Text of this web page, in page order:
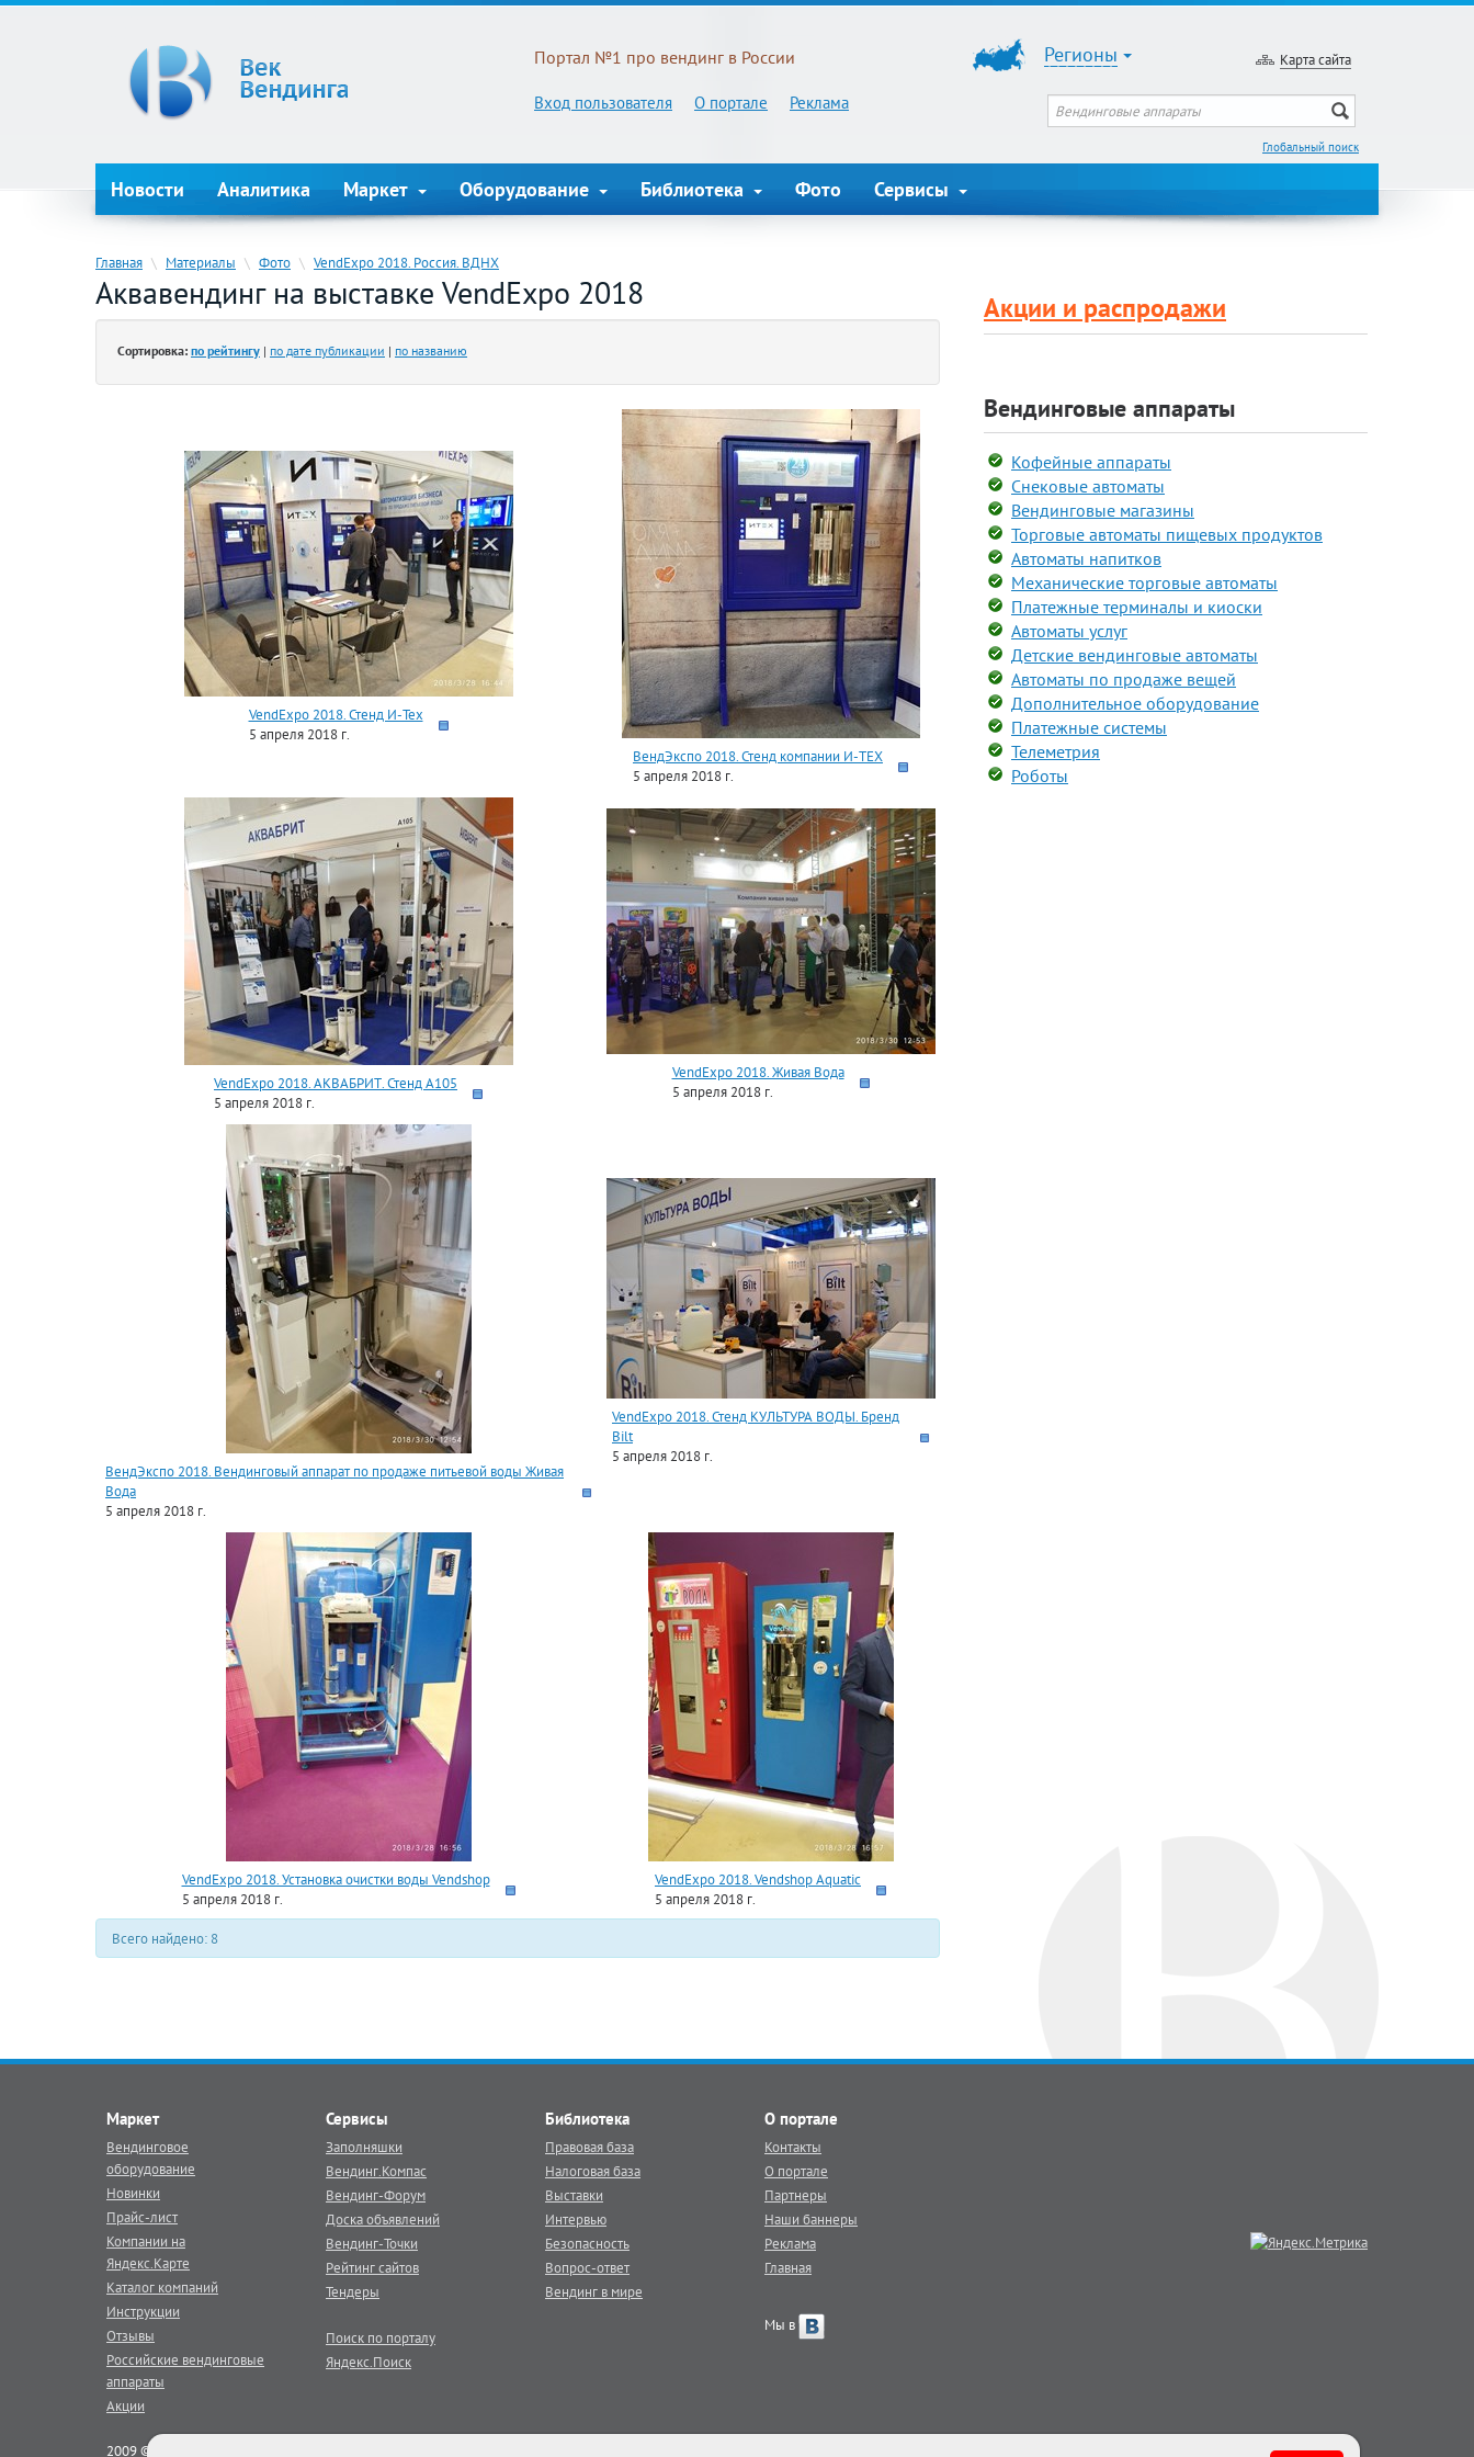
Портал №1 про вендинг в России
Вход пользователя О портале Реклама
Регионы Карта сайта
Глобальный поиск
Новости Аналитика Маркет Оборудование Библиотека Фото Сервисы
Главная \ Материалы \ Фото \ VendExpo 2018. Россия. ВДНХ
Аквавендинг на выставке VendExpo 2018
Сортировка: по рейтингу | по дате публикации | по названию
VendExpo 2018. Стенд И-Тех
5 апреля 2018 г.
ВендЭкспо 2018. Стенд компании И-ТЕХ
5 апреля 2018 г.
VendExpo 2018. АКВАБРИТ. Стенд А105
5 апреля 2018 г.
VendExpo 2018. Живая Вода
5 апреля 2018 г.
ВендЭкспо 2018. Вендинговый аппарат по продаже питьевой воды Живая
Вода
5 апреля 2018 г.
VendExpo 2018. Стенд КУЛЬТУРА ВОДЫ. Бренд
Bilt
5 апреля 2018 г.
VendExpo 2018. Установка очистки воды Vendshop
5 апреля 2018 г.
VendExpo 2018. Vendshop Aquatic
5 апреля 2018 г.
Всего найдено: 8
Акции и распродажи
Вендинговые аппараты
Кофейные аппараты
Снековые автоматы
Вендинговые магазины
Торговые автоматы пищевых продуктов
Автоматы напитков
Механические торговые автоматы
Платежные терминалы и киоски
Автоматы услуг
Детские вендинговые автоматы
Автоматы по продаже вещей
Дополнительное оборудование
Платежные системы
Телеметрия
Роботы
Маркет
Вендинговое
оборудование
Новинки
Прайс-лист
Компании на
Яндекс.Карте
Каталог компаний
Инструкции
Отзывы
Российские вендинговые
аппараты
Акции
Сервисы
Заполняшки
Вендинг.Компас
Вендинг-Форум
Доска объявлений
Вендинг-Точки
Рейтинг сайтов
Тендеры
Поиск по порталу
Яндекс.Поиск
Библиотека
Правовая база
Налоговая база
Выставки
Интервью
Безопасность
Вопрос-ответ
Вендинг в мире
О портале
Контакты
О портале
Партнеры
Наши баннеры
Реклама
Главная
Мы в
2009 © Век Вендинга - тематический